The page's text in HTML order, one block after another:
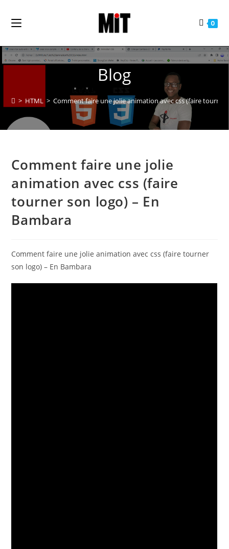
0
Blog
> HTML > Comment faire une jolie animation avec css (faire tourner
Comment faire une jolie
animation avec css (faire
tourner son logo) – En
Bambara
Comment faire une jolie animation avec css (faire tourner
son logo) – En Bambara